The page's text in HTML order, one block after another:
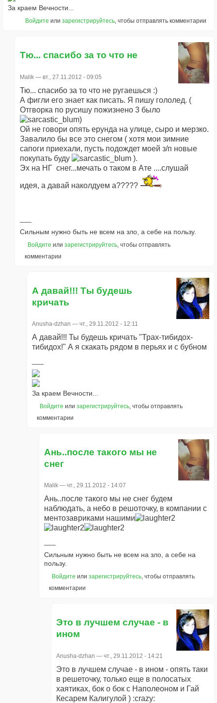
За краем Вечности...
Войдите или зарегистрируйтесь, чтобы отправлять комментарии
Тю... спасибо за то что не
Malik — вт., 27.11.2012 - 09:05
Тю... спасибо за то что не ругаешься :)
А фигли его знает как писать. Я пишу гололед. (
Отгворка по русишу пожизнено 3 было
)
Ой не говори опять ерунда на улице, сыро и мерзко.
Завалило бы все это снегом ( хотя мои зимние
сапоги приехали, пусть подождет моей з/п новые
покупать буду
).
Эх на НГ снег...мечать о таком в Ате ....слушай
идея, а давай наколдуем а?????
Сильным нужно быть не всем на зло, а себе на пользу.
Войдите или зарегистрируйтесь , чтобы отправлять
комментарии
А давай!!! Ты будешь
кричать
Anusha-dzhan — чт., 29.11.2012 - 12:11
А давай!!! Ты будешь кричать "Трах-тибидох-
тибидох!" А я скакать рядом в перьях и с бубном
За краем Вечности...
Войдите или зарегистрируйтесь, чтобы отправлять
комментарии
Ань..после такого мы не
снег
Malik — чт., 29.11.2012 - 14:07
Ань..после такого мы не снег будем
наблюдать, а небо в решоточку, в компании с
ментозавриками нашими
Сильным нужно быть не всем на зло, а себе на
пользу.
Войдите или зарегистрируйтесь, чтобы отправлять
комментарии
Это в лучшем случае - в
ином
Anusha-dzhan — чт., 29.11.2012 - 14:21
Это в лучшем случае - в ином - опять таки
в решеточку, только еще в полосатых
хаятиках, бок о бок с Наполеоном и Гай
Кесарем Калигулой ) :crazy: